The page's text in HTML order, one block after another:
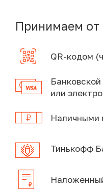
Принимаем от
QR-кодом
или
Наличными
Тинькофф